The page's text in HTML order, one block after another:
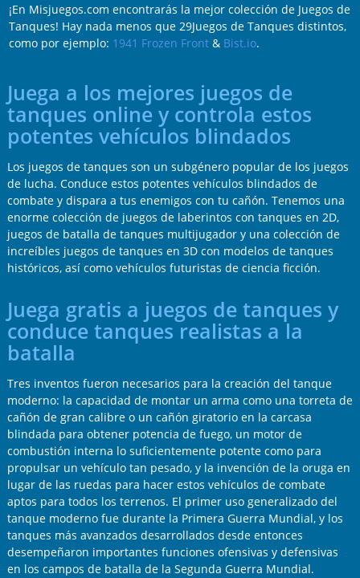
¡En Misjuegos.com encontrarás la mejor colección de Juegos de
Tanques! Hay nada menos que 29Juegos de Tanques distintos,
como por ejemplo: 1941 Frozen Front& Bist.io.
Juega a los mejores juegos de
tanques online y controla estos
potentes vehículos blindados
Los juegos de tanques son un subgénero popular de los juegos
de lucha. Conduce estos potentes vehículos blindados de
combate y dispara a tus enemigos con tu cañón. Tenemos una
enorme colección de juegos de laberintos con tanques en 2D,
juegos de batalla de tanques multijugador y una colección de
increíbles juegos de tanques en 3D con modelos de tanques
históricos, así como vehículos futuristas de ciencia ficción.
Juega gratis a juegos de tanques y
conduce tanques realistas a la
batalla
Tres inventos fueron necesarios para la creación del tanque
moderno: la capacidad de montar un arma como una torreta de
cañón de gran calibre o un cañón giratorio en la carcasa
blindada para obtener potencia de fuego, un motor de
combustión interna lo suficientemente potente como para
propulsar un vehículo tan pesado, y la invención de la oruga en
lugar de las ruedas para hacer estos vehículos de combate
aptos para todos los terrenos. El primer uso generalizado del
tanque moderno fue durante la Primera Guerra Mundial, y los
tanques más avanzados desarrollados desde entonces
desempeñaron importantes funciones ofensivas y defensivas
en los campos de batalla de la Segunda Guerra Mundial.